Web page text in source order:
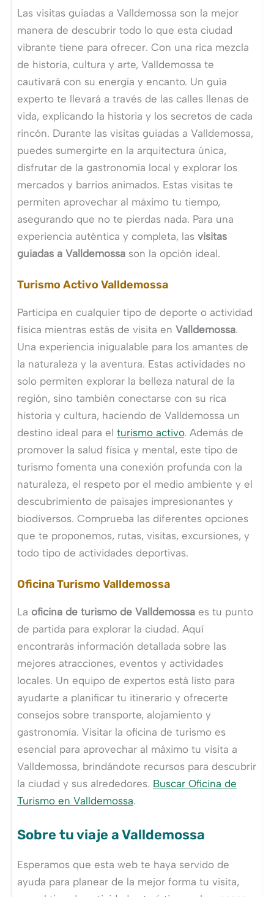
Las visitas guiadas a Valldemossa son la mejor
manera de descubrir todo lo que esta ciudad
vibrante tiene para ofrecer. Con una rica mezcla
de historia, cultura y arte, Valldemossa te
cautivará con su energía y encanto. Un guía
experto te llevará a través de las calles llenas de
vida, explicando la historia y los secretos de cada
rincón. Durante las visitas guiadas a Valldemossa,
puedes sumergirte en la arquitectura única,
disfrutar de la gastronomía local y explorar los
mercados y barrios animados. Estas visitas te
permiten aprovechar al máximo tu tiempo,
asegurando que no te pierdas nada. Para una
experiencia auténtica y completa, las visitas
guiadas a Valldemossason la opción ideal.
Turismo Activo Valldemossa
Participa en cualquier tipo de deporte o actividad
física mientras estás de visita en Valldemossa.
Una experiencia inigualable para los amantes de
la naturaleza y la aventura. Estas actividades no
solo permiten explorar la belleza natural de la
región, sino también conectarse con su rica
historia y cultura, haciendo de Valldemossa un
destino ideal para el turismo activo. Además de
promover la salud física y mental, este tipo de
turismo fomenta una conexión profunda con la
naturaleza, el respeto por el medio ambiente y el
descubrimiento de paisajes impresionantes y
biodiversos. Comprueba las diferentes opciones
que te proponemos, rutas, visitas, excursiones, y
todo tipo de actividades deportivas.
Oficina Turismo Valldemossa
La oficina de turismo de Valldemossaes tu punto
de partida para explorar la ciudad. Aquí
encontrarás información detallada sobre las
mejores atracciones, eventos y actividades
locales. Un equipo de expertos está listo para
ayudarte a planificar tu itinerario y ofrecerte
consejos sobre transporte, alojamiento y
gastronomía. Visitar la oficina de turismo es
esencial para aprovechar al máximo tu visita a
Valldemossa, brindándote recursos para descubrir
la ciudad y sus alrededores. Buscar Oficina de
Turismo en Valldemossa.
Sobre tu viaje a Valldemossa
Esperamos que esta web te haya servido de
ayuda para planear de la mejor forma tu visita,